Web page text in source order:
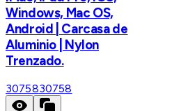
Windows, Mac OS,
Android | Carcasa de
Aluminio | Nylon
Trenzado.
3075830758